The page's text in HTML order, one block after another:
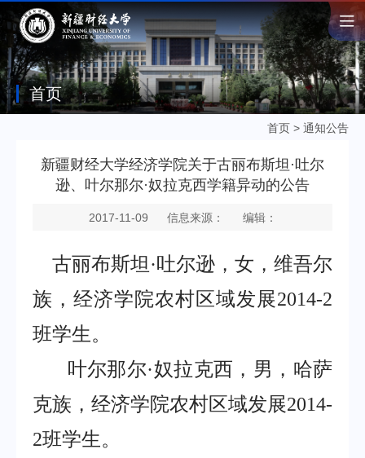
首页
首页 > 通知公告
新疆财经大学经济学院关于古丽布斯坦·吐尔
逊、叶尔那尔·奴拉克西学籍异动的公告
2017-11-09 信息来源： 编辑：
古丽布斯坦·吐尔逊，女，维吾尔
族，经济学院农村区域发展2014-2
班学生。
叶尔那尔·奴拉克西，男，哈萨
克族，经济学院农村区域发展2014-
2班学生。